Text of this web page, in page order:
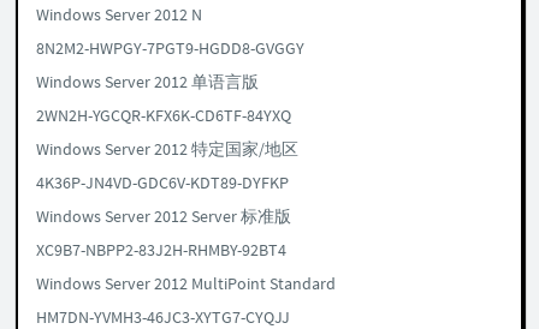
Windows Server 2012 N
8N2M2-HWPGY-7PGT9-HGDD8-GVGGY
Windows Server 2012 单语言版
2WN2H-YGCQR-KFX6K-CD6TF-84YXQ
Windows Server 2012 特定国家/地区
4K36P-JN4VD-GDC6V-KDT89-DYFKP
Windows Server 2012 Server 标准版
XC9B7-NBPP2-83J2H-RHMBY-92BT4
Windows Server 2012 MultiPoint Standard
HM7DN-YVMH3-46JC3-XYTG7-CYQJJ